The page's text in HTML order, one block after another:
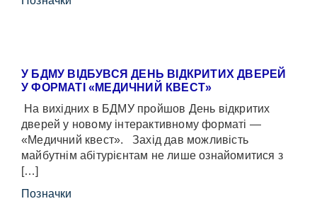
У БДМУ ВІДБУВСЯ ДЕНЬ ВІДКРИТИХ ДВЕРЕЙ
У ФОРМАТІ «МЕДИЧНИЙ КВЕСТ»
На вихідних в БДМУ пройшов День відкритих
дверей у новому інтерактивному форматі —
«Медичний квест». Захід дав можливість
майбутнім абітурієнтам не лише ознайомитися з
[…]
Позначки